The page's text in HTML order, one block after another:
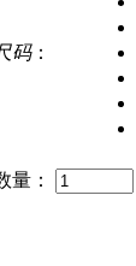
码：
量：